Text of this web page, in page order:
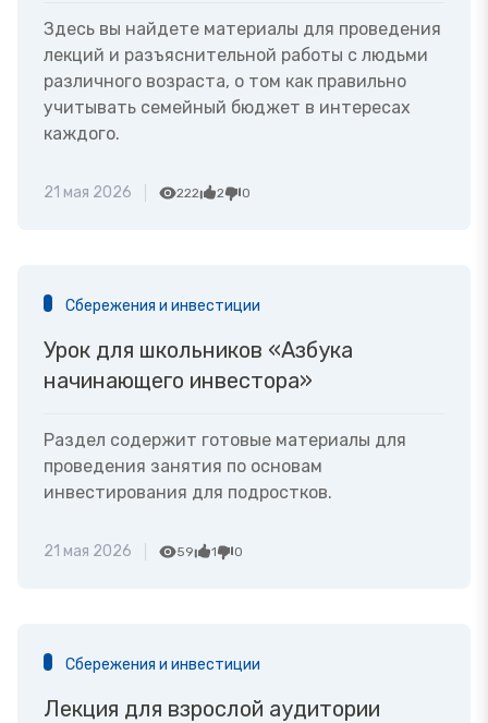
Здесь вы найдете материалы для проведения
лекций и разъяснительной работы с людьми
различного возраста, о том как правильно
учитывать семейный бюджет в интересах
каждого.
21 мая 2026 222 2 0
Сбережения и инвестиции
Урок для школьников «Азбука
начинающего инвестора»
Раздел содержит готовые материалы для
проведения занятия по основам
инвестирования для подростков.
21 мая 2026 59 1 0
Сбережения и инвестиции
Лекция для взрослой аудитории